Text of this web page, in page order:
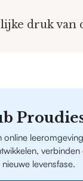
druk van
online
verbinden
nieuwe levensfase.